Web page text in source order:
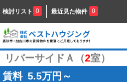
検討リスト 0 最近見た物件 0
リバーサイドＡ（2室）
賃料 5.5万円～